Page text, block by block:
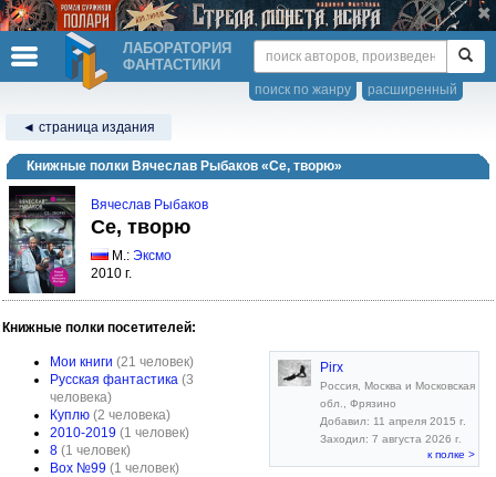
ЛАБОРАТОРИЯ
ФАНТАСТИКИ
расширенный
поиск по жанру
◄ страница издания
Книжные полки Вячеслав Рыбаков «Се, творю»
Вячеслав Рыбаков
Се, творю
М.: Эксмо
2010 г.
Книжные полки посетителей:
Мои книги (21 человек)
Русская фантастика (3
человека)
Куплю (2 человека)
2010-2019 (1 человек)
8 (1 человек)
Box №99 (1 человек)
Pirx
Россия, Москва и Московская
обл., Фрязино
Добавил: 11 апреля 2015 г.
Заходил: 7 августа 2026 г.
к полке >